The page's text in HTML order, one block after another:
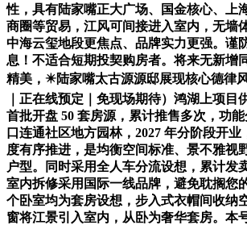
性，具有陆家嘴正大广场、国金核心、上
商圈等贸易，江风可间接进入室内，无墙
中海云玺地段更焦点、品牌实力更强。谨
息！不适合短期投契购房者。将来无新增
精美，✴️陆家嘴太古源源邸展现核心德律
｜正在线预定｜免现场期待）鸿湖上项目
首批开盘 50 套房源，累计推售多次，功
口连通社区地方园林，2027 年分阶段开
度有序推进，是均衡空间标准、景不雅视
户型。同时采用全人车分流设想，累计发
室内拆修采用国际一线品牌，避免耽搁您
个卧室均为套房设想，步入式衣帽间收纳
窗将江景引入室内，从卧为奢华套房。本